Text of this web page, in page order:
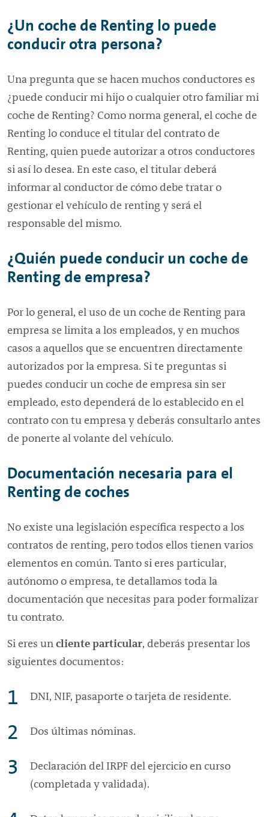
¿Un coche de Renting lo puede
conducir otra persona?
Una pregunta que se hacen muchos conductores es
¿puede conducir mi hijo o cualquier otro familiar mi
coche de Renting? Como norma general, el coche de
Renting lo conduce el titular del contrato de
Renting, quien puede autorizar a otros conductores
si así lo desea. En este caso, el titular deberá
informar al conductor de cómo debe tratar o
gestionar el vehículo de renting y será el
responsable del mismo.
¿Quién puede conducir un coche de
Renting de empresa?
Por lo general, el uso de un coche de Renting para
empresa se limita a los empleados, y en muchos
casos a aquellos que se encuentren directamente
autorizados por la empresa. Si te preguntas si
puedes conducir un coche de empresa sin ser
empleado, esto dependerá de lo establecido en el
contrato con tu empresa y deberás consultarlo antes
de ponerte al volante del vehículo.
Documentación necesaria para el
Renting de coches
No existe una legislación específica respecto a los
contratos de renting, pero todos ellos tienen varios
elementos en común. Tanto si eres particular,
autónomo o empresa, te detallamos toda la
documentación que necesitas para poder formalizar
tu contrato.
Si eres uncliente particular, deberás presentar los
siguientes documentos:
DNI, NIF, pasaporte o tarjeta de residente.
Dos últimas nóminas.
Declaración del IRPF del ejercicio en curso
(completada y validada).